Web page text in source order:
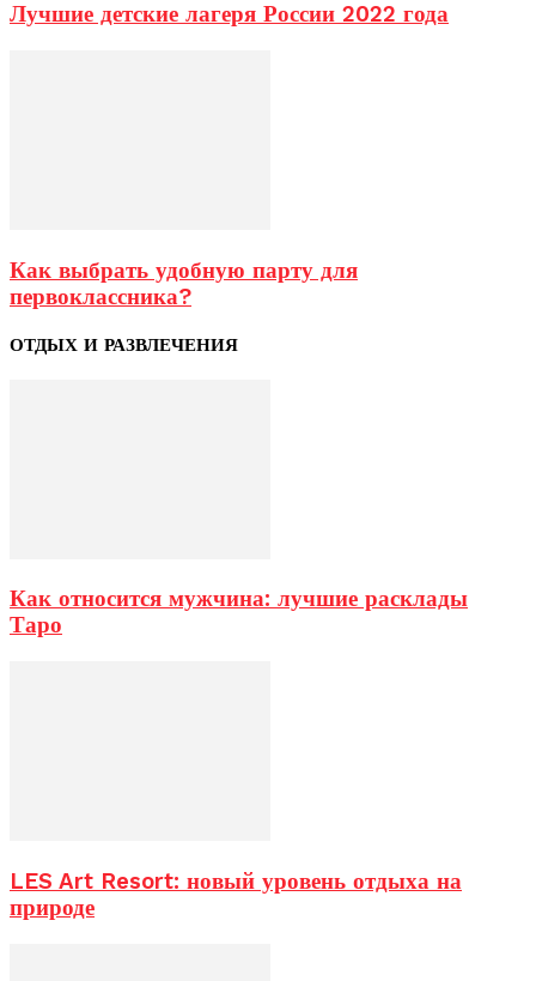
Лучшие детские лагеря России 2022 года
Как выбрать удобную парту для
первоклассника?
ОТДЫХ И РАЗВЛЕЧЕНИЯ
Как относится мужчина: лучшие расклады
Таро
LES Art Resort: новый уровень отдыха на
природе